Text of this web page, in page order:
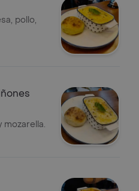
pollo,
mozarella.